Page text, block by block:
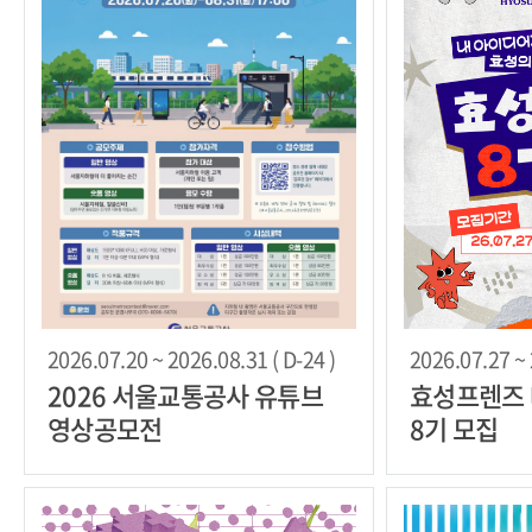
2026.07.20 ~ 2026.08.31 ( D-24 )
2026 서울교통공사 유튜브
영상공모전
2026.07.27 ~
효성프렌
8기 모집